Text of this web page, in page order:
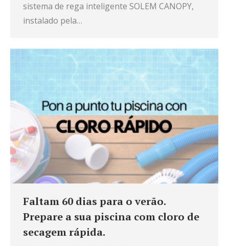
sistema de rega inteligente SOLEM CANOPY,
instalado pela…
Faltam 60 dias para o verão.
Prepare a sua piscina com cloro de
secagem rápida.